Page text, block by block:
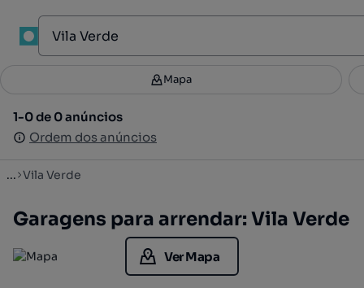
Filtros 3
1-0 de 0 anúncios
Ordem dos anúncios
Mapa
1-0 de 0 anúncios
Ordem dos anúncios
... Vila Verde
Garagens para arrendar: Vila Verde
Ver Mapa